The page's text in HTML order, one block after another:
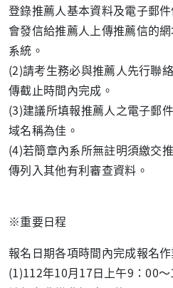
登錄推薦人基本資料及電子郵
會發信給推薦人上傳推薦信的
系統。
(2)請考生務必與推薦人先行聯
傳截止時間內完成。
(3)建議所填報推薦人之電子郵
域名稱為佳。
(4)若簡章內系所無註明須繳交
傳列入其他有利審查資料。
※重要日程
報名日期各項時間內完成報名作
(1)112年10月17日上午9：00